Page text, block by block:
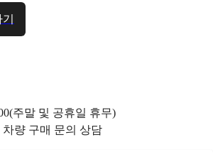
주말 및 공휴일 휴무)
량 구매 문의 상담